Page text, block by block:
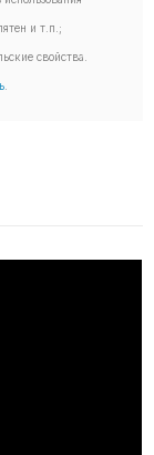
и т.п.;
свойства.